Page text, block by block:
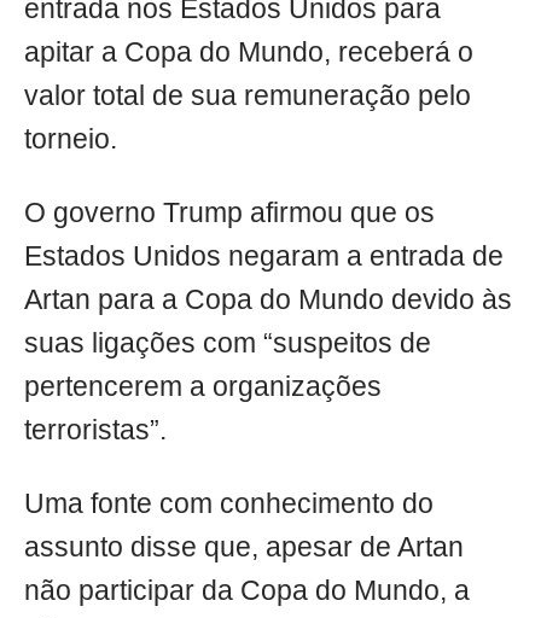
entrada nos Estados Unidos para
apitar a Copa do Mundo, receberá o
valor total de sua remuneração pelo
torneio.
O governo Trump afirmou que os
Estados Unidos negaram a entrada de
Artan para a Copa do Mundo devido às
suas ligações com “suspeitos de
pertencerem a organizações
terroristas”.
Uma fonte com conhecimento do
assunto disse que, apesar de Artan
não participar da Copa do Mundo, a